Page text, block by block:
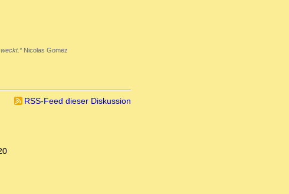
Nicolas Gomez
RSS-Feed dieser Diskussion